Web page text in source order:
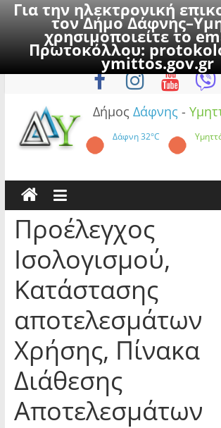
Για την ηλεκτρονική
τον Δήμο
χρησιμοποιείτε το
Πρωτοκόλλου:
ymittos.gov.gr
to
Δευτέρα, 10 Αυγούστου
Δήμος Δάφνης -
Δάφνη32°C
Προέλεγχος
Ισολογισμού,
Κατάστασης
αποτελεσμάτων
Χρήσης, Πίνακα
Διάθεσης
Αποτελεσμάτων